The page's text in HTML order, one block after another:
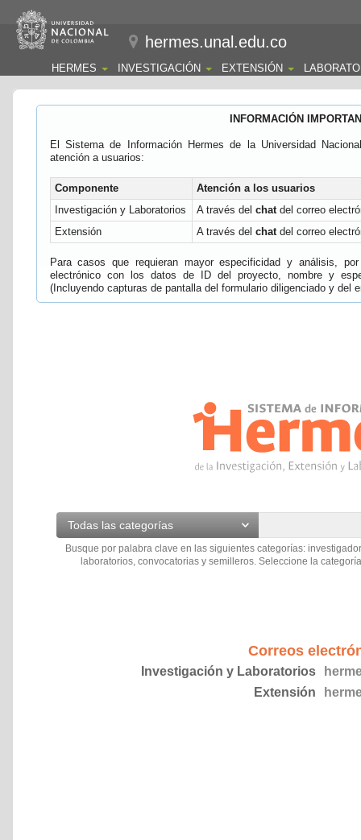
hermes.unal.edu.co
HERMES INVESTIGACIÓN EXTENSIÓN
INFORMACIÓN
El Sistema de Información Hermes de la Universidad
atención a usuarios:
Componente
Atención a los usuarios
Investigación y Laboratorios
A través del chatdel correo
Extensión
A través del chatdel correo
Para casos que requieran mayor especificidad y análisis,
electrónico con los datos de ID del proyecto, nombre y
(Incluyendo capturas de pantalla del formulario diligenciado y del
Todas las categorías
Busque por palabra clave en las siguientes categorías:
laboratorios, convocatorias y semilleros. Seleccione la
Correos
Investigación y Laboratorios
Extensión